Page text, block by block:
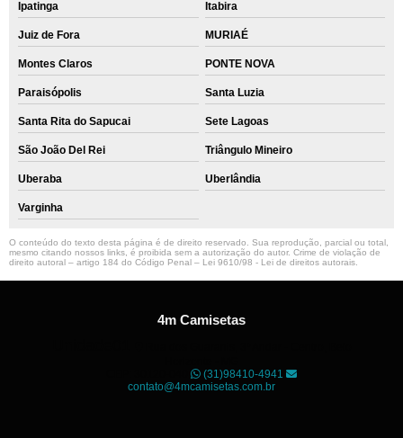
Ipatinga Itabira
Juiz de Fora MURIAÉ
Montes Claros PONTE NOVA
Paraisópolis Santa Luzia
Santa Rita do Sapucai Sete Lagoas
São João Del Rei Triângulo Mineiro
Uberaba Uberlândia
Varginha
O conteúdo do texto desta página é de direito reservado. Sua reprodução, parcial ou total,
mesmo citando nossos links, é proibida sem a autorização do autor. Crime de violação de
direito autoral – artigo 184 do Código Penal – Lei 9610/98 - Lei de direitos autorais
4m Camisetas
(31)98410-4941
contato@4mcamisetas.com.br